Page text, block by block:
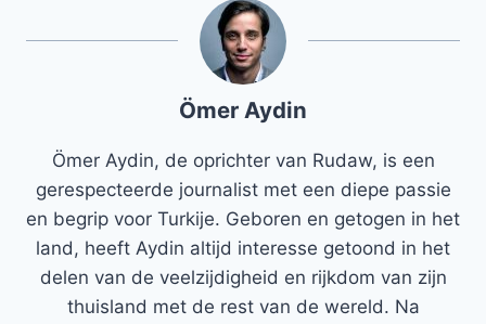
Ömer Aydin
Ömer Aydin, de oprichter van Rudaw, is een
gerespecteerde journalist met een diepe passie
en begrip voor Turkije. Geboren en getogen in het
land, heeft Aydin altijd interesse getoond in het
delen van de veelzijdigheid en rijkdom van zijn
thuisland met de rest van de wereld. Na